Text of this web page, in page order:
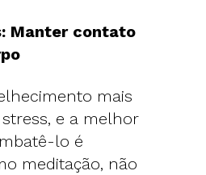
Manter contato
mais
e a melhor
lo é
meditação, não